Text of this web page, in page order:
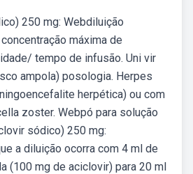
250 mg: Webdiluição
máxima de
tempo de infusão. Uni vir
ampola) posologia. Herpes
herpética) ou com
zoster. Webpó para solução
sódico) 250 mg:
a diluição ocorra com 4 ml de
(100 mg de aciclovir) para 20 ml